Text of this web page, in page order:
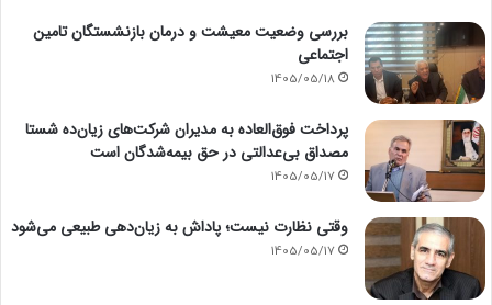
بررسی وضعیت معیشت و درمان بازنشستگان تامین
اجتماعی
1405/05/18
پرداخت فوق‌العاده به مدیران شرکت‌های زیان‌ده شستا
مصداق بی‌عدالتی در حق بیمه‌شدگان است
1405/05/17
وقتی نظارت نیست؛ پاداش به زیان‌دهی طبیعی می‌شود
1405/05/17